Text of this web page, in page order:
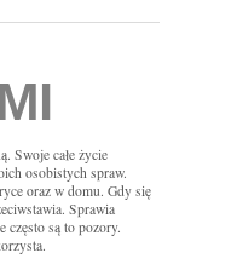
Swoje całe życie
osobistych spraw.
oraz w domu. Gdy się
Sprawia
często są to pozory.